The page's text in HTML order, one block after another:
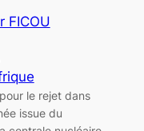
FICOU
le rejet dans
issue du